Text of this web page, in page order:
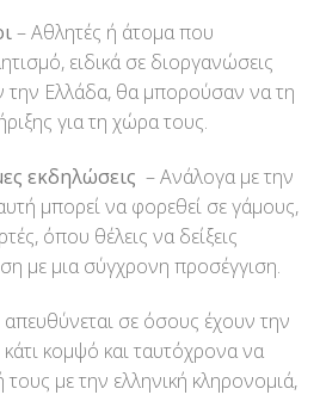
– Αθλητές ή άτομα που
ειδικά σε διοργανώσεις
Ελλάδα, θα μπορούσαν να τη
για τη χώρα τους.
εκδηλώσεις – Ανάλογα με την
μπορεί να φορεθεί σε γάμους,
όπου θέλεις να δείξεις
με μια σύγχρονη προσέγγιση.
απευθύνεται σε όσους έχουν την
κομψό και ταυτόχρονα να
με την ελληνική κληρονομιά,